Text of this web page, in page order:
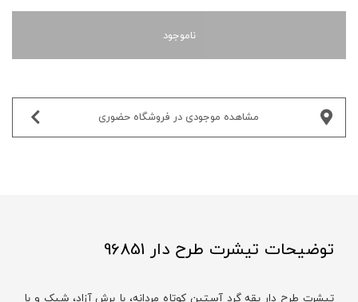
ناموجود
مشاهده موجودی در فروشگاه حضوری‌
توضیحات تیشرت طرح دار 96851
تیشرت طرح دار یقه گرد آستین کوتاه مردانه، با برش آزاد، شیک و با